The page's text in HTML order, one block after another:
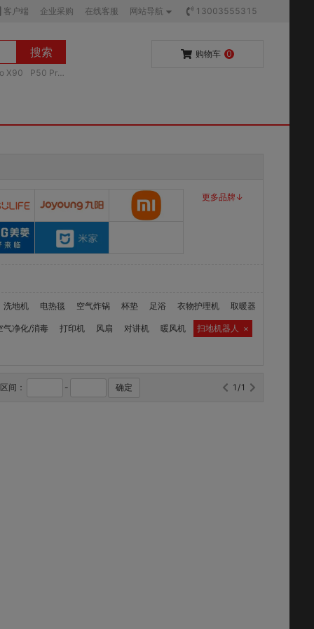
客户端 企业采购 在线客服 网站导航 13003555315
搜索
X90 P50 Pr
购物车 0
更多品牌↓
洗地机 电热毯 空气炸锅 杯垫 足浴 衣物护理机 取暖器
气净化/消毒 打印机 风扇 对讲机 暖风机 扫地机器人 ×
间： - 确定 1/1